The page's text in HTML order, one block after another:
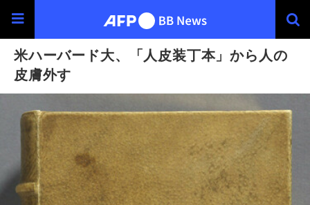
米ハーバード大、「人皮装丁本」から人の
皮膚外す